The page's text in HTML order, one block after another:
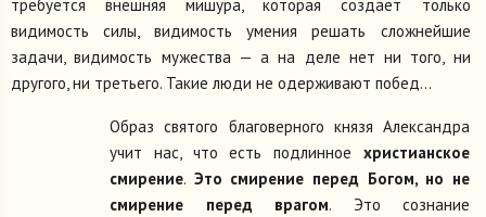
требуется внешняя мишура, которая создает только
видимость силы, видимость умения решать сложнейшие
задачи, видимость мужества — а на деле нет ни того, ни
другого, ни третьего. Такие люди не одерживают побед...
Образ святого благоверного князя Александра
учит нас, что есть подлинное христианское
смирение. Это смирение перед Богом, но не
смирение перед врагом. Это сознание